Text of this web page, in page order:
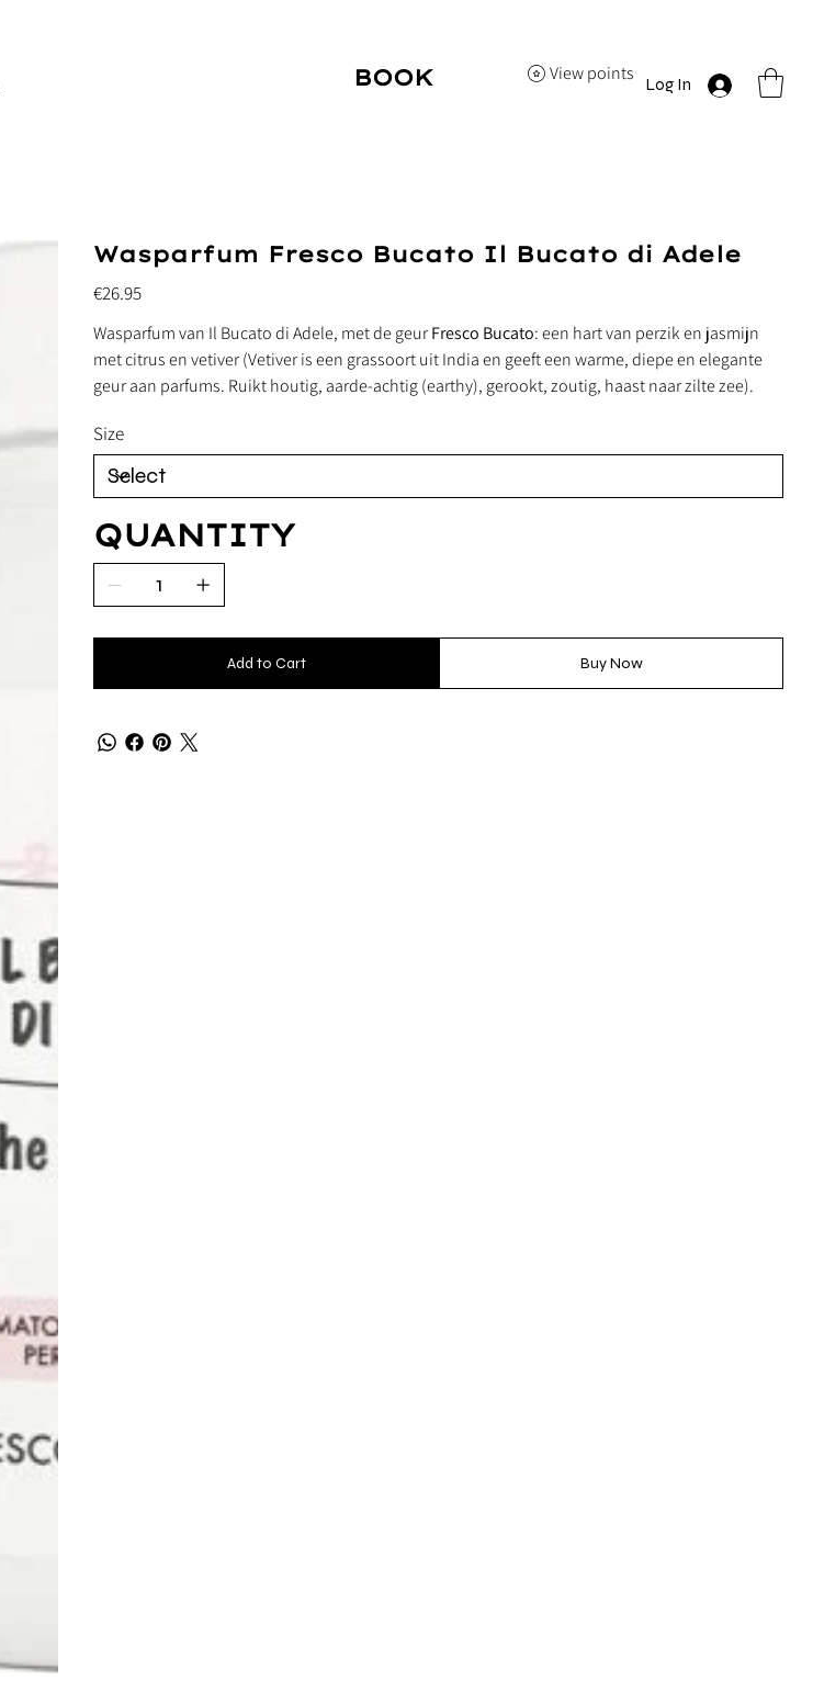
View points
BOOK
Log In
Wasparfum Fresco Bucato Il Bucato di Adele
Price
€26.95
Wasparfum van Il Bucato di Adele, met de geurFresco Bucato: een hart van perzik en jasmijn
met citrus en vetiver (Vetiver is een grassoort uit India en geeft een warme, diepe en elegante
geur aan parfums. Ruikt houtig, aarde-achtig (earthy), gerookt, zoutig, haast naar zilte zee).
Size
QUANTITY
Add to Cart Buy Now